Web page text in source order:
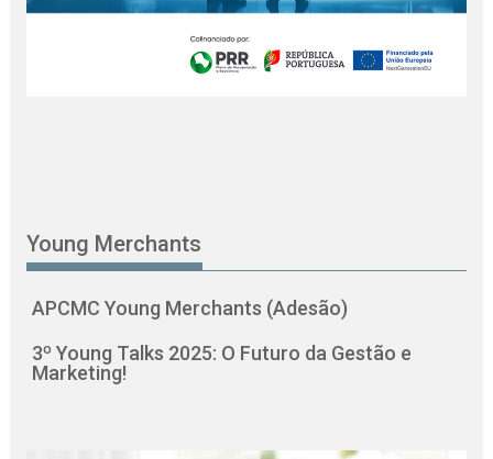
Young Merchants
APCMC Young Merchants (Adesão)
3º Young Talks 2025: O Futuro da Gestão e
Marketing!